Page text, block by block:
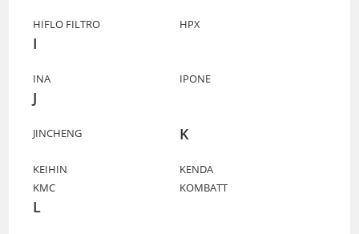
HIFLO FILTRO HPX
I
INA IPONE
J
JINCHENG K
KEIHIN
KENDA
KMC
KOMBATT
L